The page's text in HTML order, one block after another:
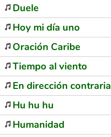
Duele
Hoy mi día uno
Oración Caribe
Tiempo al viento
En dirección contraria
Hu hu hu
Humanidad